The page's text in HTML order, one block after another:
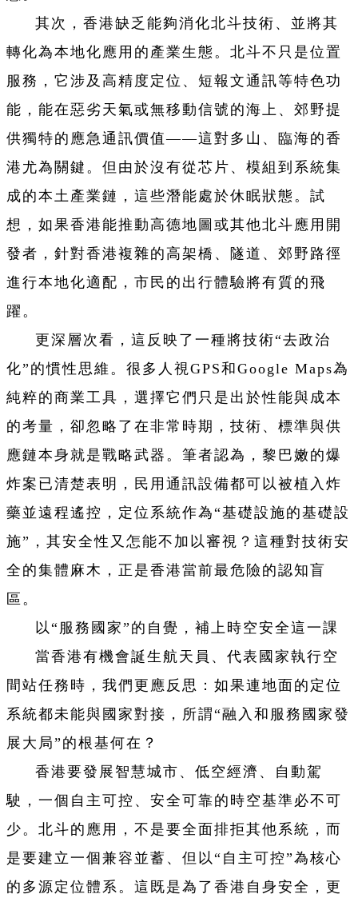
其次，香港缺乏能夠消化北斗技術、並將其
轉化為本地化應用的產業生態。北斗不只是位置
服務，它涉及高精度定位、短報文通訊等特色功
能，能在惡劣天氣或無移動信號的海上、郊野提
供獨特的應急通訊價值——這對多山、臨海的香
港尤為關鍵。但由於沒有從芯片、模組到系統集
成的本土產業鏈，這些潛能處於休眠狀態。試
想，如果香港能推動高德地圖或其他北斗應用開
發者，針對香港複雜的高架橋、隧道、郊野路徑
進行本地化適配，市民的出行體驗將有質的飛
躍。
更深層次看，這反映了一種將技術“去政治
化”的慣性思維。很多人視GPS和Google Maps為
純粹的商業工具，選擇它們只是出於性能與成本
的考量，卻忽略了在非常時期，技術、標準與供
應鏈本身就是戰略武器。筆者認為，黎巴嫩的爆
炸案已清楚表明，民用通訊設備都可以被植入炸
藥並遠程遙控，定位系統作為“基礎設施的基礎設
施”，其安全性又怎能不加以審視？這種對技術安
全的集體麻木，正是香港當前最危險的認知盲
區。
以“服務國家”的自覺，補上時空安全這一課
當香港有機會誕生航天員、代表國家執行空
間站任務時，我們更應反思：如果連地面的定位
系統都未能與國家對接，所謂“融入和服務國家發
展大局”的根基何在？
香港要發展智慧城市、低空經濟、自動駕
駛，一個自主可控、安全可靠的時空基準必不可
少。北斗的應用，不是要全面排拒其他系統，而
是要建立一個兼容並蓄、但以“自主可控”為核心
的多源定位體系。這既是為了香港自身安全，更